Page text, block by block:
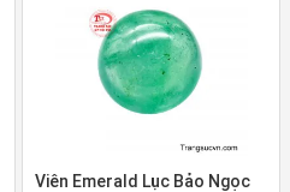
Viên Emerald Lục Bảo Ngọc